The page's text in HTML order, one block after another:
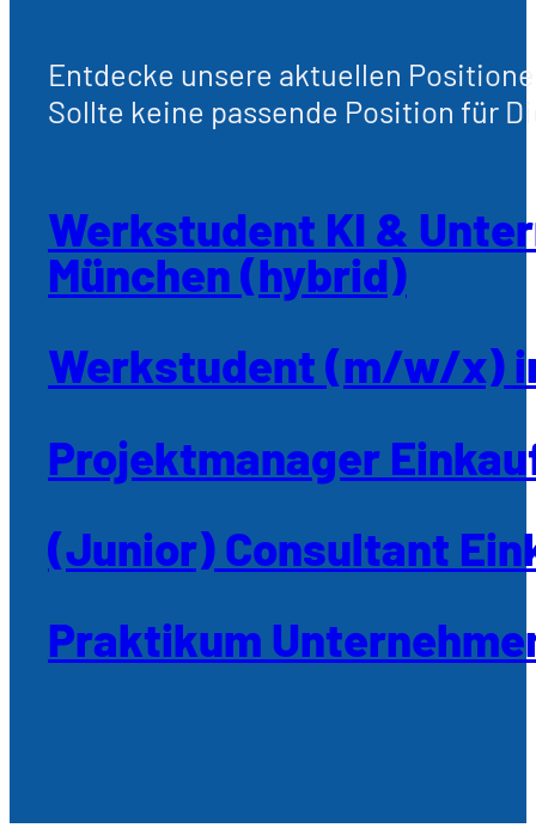
Entdecke unsere aktuellen
Sollte keine passende Position für
Werkstudent KI &
München (hybrid)
Werkstudent (m/w/x)
Projektmanager
(Junior) Consultant
Praktikum